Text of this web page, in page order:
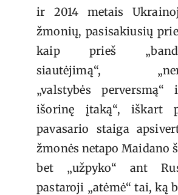
ir 2014 metais
žmonių, pasisakiusių
kaip prieš
siautėjimą“,
„valstybės perversmą“
išorinę įtaką“, iškart
pavasario staiga
žmonės netapo Maidano
bet „užpyko“ ant
pastaroji „atėmė“ tai, ką